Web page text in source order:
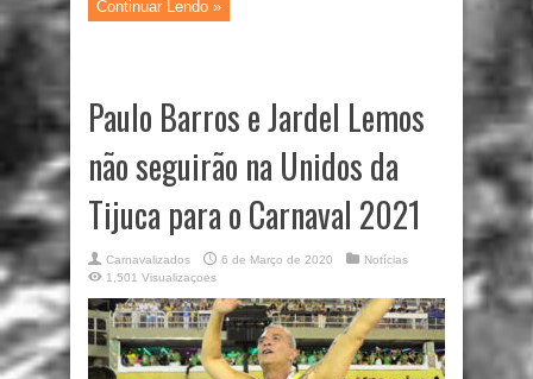
Continuar Lendo »
Paulo Barros e Jardel Lemos
não seguirão na Unidos da
Tijuca para o Carnaval 2021
Carnavalizados 6 de Março de 2020
Notícias
1,501 Visualizaçoes